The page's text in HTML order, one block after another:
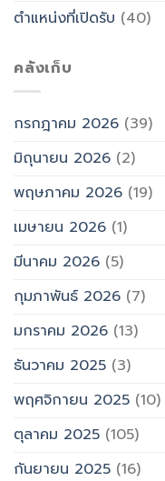
ตำแหน่งที่เปิดรับ (40)
คลังเก็บ
กรกฎาคม 2026 (39)
มิถุนายน 2026 (2)
พฤษภาคม 2026 (19)
เมษายน 2026 (1)
มีนาคม 2026 (5)
กุมภาพันธ์ 2026 (7)
มกราคม 2026 (13)
ธันวาคม 2025 (3)
พฤศจิกายน 2025 (10)
ตุลาคม 2025 (105)
กันยายน 2025 (16)